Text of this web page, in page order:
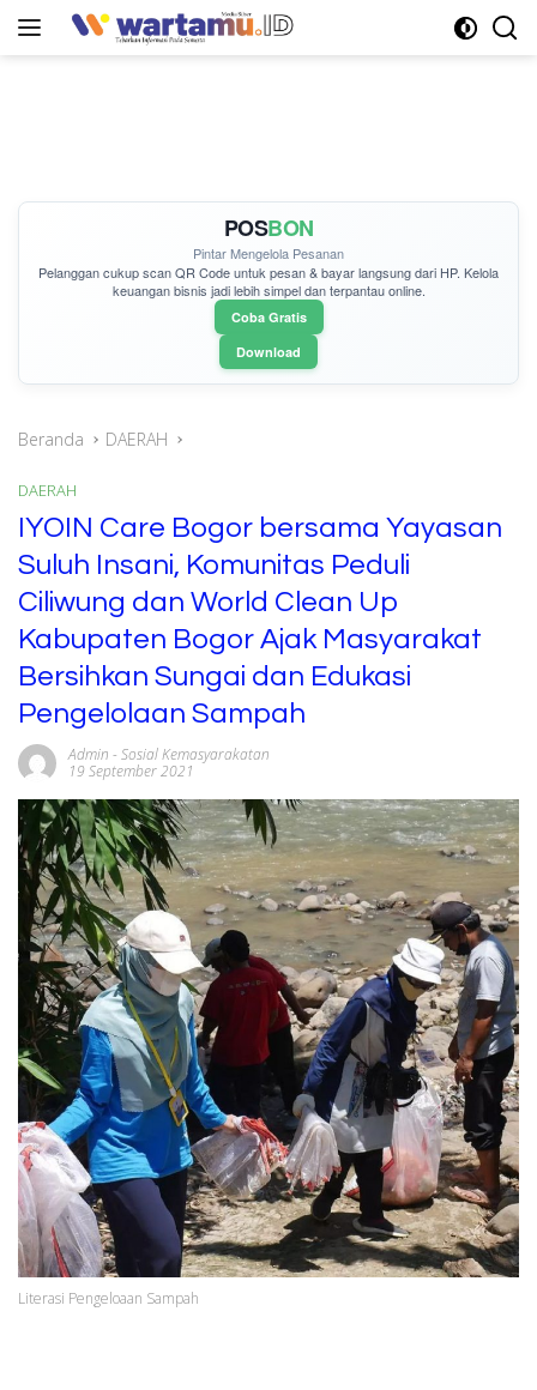
POSBON
Pintar Mengelola Pesanan
Pelanggan cukupscan QR Codeuntuk pesan & bayar langsung dari HP. Kelola
keuangan bisnis jadi lebih simpel dan terpantau online.
Coba Gratis
Download
Beranda DAERAH
DAERAH
IYOIN Care Bogor bersama Yayasan
Suluh Insani, Komunitas Peduli
Ciliwung dan World Clean Up
Kabupaten Bogor Ajak Masyarakat
Bersihkan Sungai dan Edukasi
Pengelolaan Sampah
Admin - Sosial Kemasyarakatan
19 September 2021
Literasi Pengeloaan Sampah